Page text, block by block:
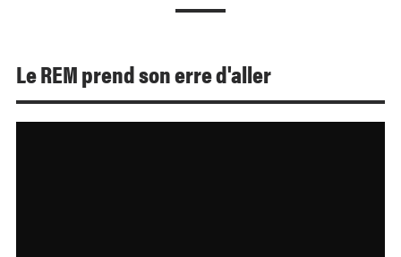
Le REM prend son erre d'aller